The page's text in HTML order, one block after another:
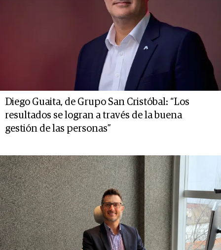
Diego Guaita, de Grupo San Cristóbal: “Los
resultados se logran a través de la buena
gestión de las personas”